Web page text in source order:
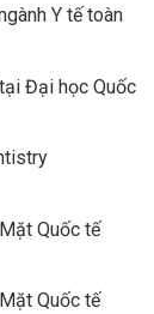
Y tế toàn
Đại học Quốc
Quốc tế
Quốc tế